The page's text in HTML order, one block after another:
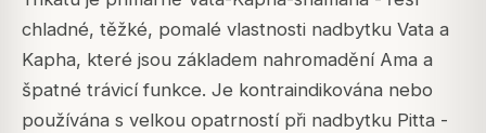
chladné, těžké, pomalé vlastnosti nadbytku Vata a
Kapha, které jsou základem nahromadění Ama a
špatné trávicí funkce. Je kontraindikována nebo
používána s velkou opatrností při nadbytku Pitta -